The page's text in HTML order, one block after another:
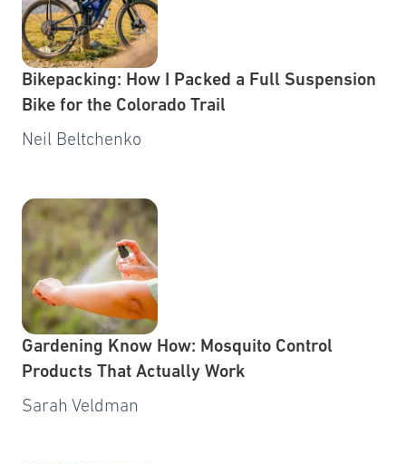
Bikepacking: How I Packed a Full Suspension
Bike for the Colorado Trail
Neil Beltchenko
Gardening Know How: Mosquito Control
Products That Actually Work
Sarah Veldman